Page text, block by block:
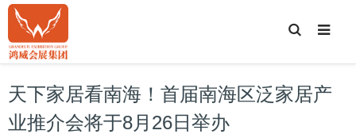
T
o
g
e
S
e
天下家居看南海！首届南海区泛家居产
业推介会将于8月26日举办